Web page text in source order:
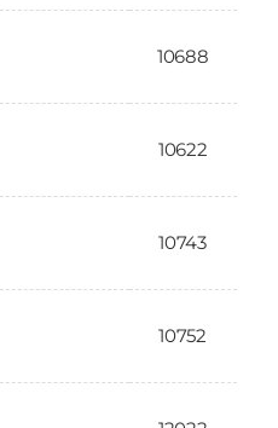
10688
10622
10743
10752